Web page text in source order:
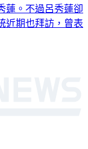
蓮。不過呂秀蓮卻
近期也拜訪，曾表